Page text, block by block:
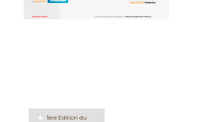
1ère Edition du